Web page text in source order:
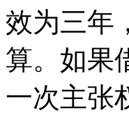
效为三年
算。如果
一次主张